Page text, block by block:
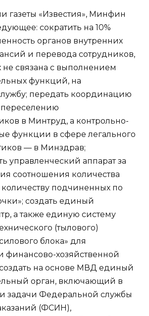
газеты «Известия», Минфин
сократить на 10%
органов внутренних
и перевода сотрудников,
не связана с выполнением
функций, на
передать координацию
в Минтруд, а контрольно-
функции в сфере легального
— в Минздрав;
управленческий аппарат за
соотношения количества
подчиненных по
создать единый
а также единую систему
(тылового)
блока» для
финансово-хозяйственной
на основе МВД единый
орган, включающий в
задачи Федеральной службы
(ФСИН),